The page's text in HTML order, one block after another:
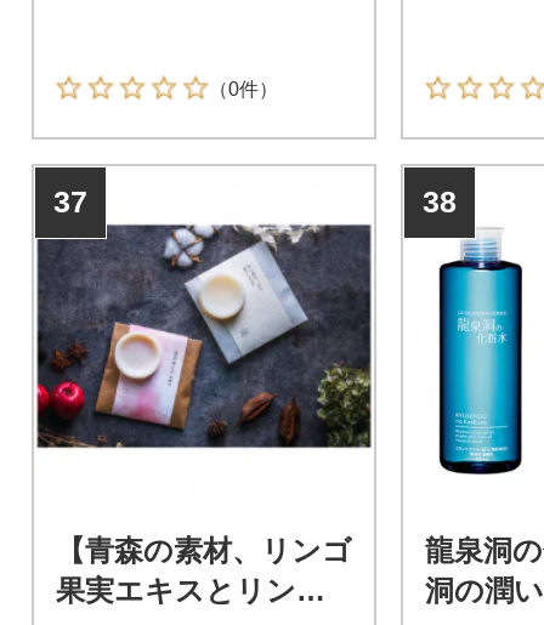
（0件）
37
【青森の素材、リンゴ
果実エキスとリンゴ
38
龍泉洞
洞の潤